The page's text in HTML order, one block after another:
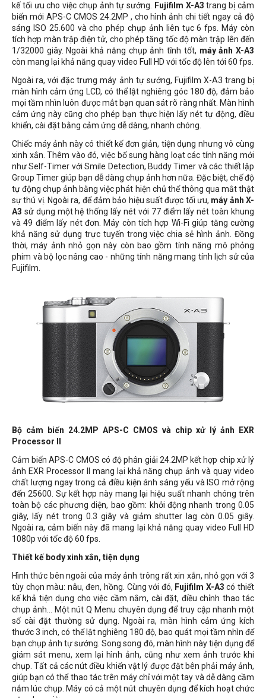
kế tối ưu cho việc chụp ảnh tự sướng.
Fujifilm X-A3 trang bị cảm
biến mới APS-C CMOS 24.2MP , cho hình ảnh chi tiết ngay cả độ
sáng ISO 25.600 và cho phép chụp ảnh liên tục 6 fps. Máy còn
tích hợp màn trập điện tử, cho phép tăng tốc độ màn trập lên đến
1/32000 giây. Ngoài khả năng chụp ảnh tĩnh tốt, máy ảnh X-A3
còn mang lại khả năng quay video Full HD với tốc độ lên tới 60 fps.
Ngoài ra, với đặc trưng máy ảnh tự sướng, Fujifilm X-A3 trang bị
màn hình cảm ứng LCD, có thể lật nghiêng góc 180 độ, đảm bảo
mọi tầm nhìn luôn được mắt bạn quan sát rõ ràng nhất. Màn hình
cảm ứng này cũng cho phép bạn thực hiện lấy nét tự động, điều
khiển, cài đặt bằng cảm ứng dễ dàng, nhanh chóng.
Chiếc máy ảnh này có thiết kế đơn giản, tiện dụng nhưng vô cùng
xinh xắn. Thêm vào đó, việc bổ sung hàng loạt các tính năng mới
như Self-Timer với Smile Detection, Buddy Timer và các thiết lập
Group Timer giúp bạn dễ dàng chụp ảnh hơn nữa. Đặc biệt, chế độ
tự động chụp ảnh bằng việc phát hiện chủ thể thông qua mắt thật
sự thú vị. Ngoài ra, để đảm bảo hiệu suất được tối ưu, máy ảnh X-
A3 sử dụng một hệ thống lấy nét với 77 điểm lấy nét toàn khung
và 49 điểm lấy nét đơn. Máy còn tích hợp Wi-Fi giúp tăng cường
khả năng sử dụng trực tuyến trong việc chia sẻ hình ảnh. Đồng
thời, máy ảnh nhỏ gọn này còn bao gồm tính năng mô phỏng
phim và bộ lọc nâng cao - những tính năng mang tính lịch sử của
Fujifilm.
Bộ cảm biến 24.2MP APS-C CMOS và chip xử lý ảnh EXR
Processor II
Cảm biến APS-C CMOS có độ phân giải 24.2MP kết hợp chip xử lý
ảnh EXR Processor II mang lại khả năng chụp ảnh và quay video
chất lượng ngay trong cả điều kiện ánh sáng yếu và ISO mở rộng
đến 25600. Sự kết hợp này mang lại hiệu suất nhanh chóng trên
toàn bộ các phương diện, bao gồm: khởi động nhanh trong 0.05
giây, lấy nét trong 0.3 giây và giảm shutter lag còn 0.05 giây.
Ngoài ra, cảm biến này đã mang lại khả năng quay video Full HD
1080p với tốc độ 60 fps.
Thiết kế body xinh xắn, tiện dụng
Hình thức bên ngoài của máy ảnh trông rất xin xắn, nhỏ gọn với 3
tùy chọn màu: nâu, đen, hồng. Cùng với đó, Fujifilm X-A3 có thiết
kế khả tiện dụng cho việc cầm nắm, cài đặt, điều chỉnh thao tác
chụp ảnh... Một nút Q Menu chuyên dụng để truy cập nhanh một
số cài đặt thường sử dụng. Ngoài ra, màn hình cảm ứng kích
thước 3 inch, có thể lật nghiêng 180 độ, bao quát mọi tầm nhìn để
bạn chụp ảnh tự sướng. Song song đó, màn hình này tiện dụng để
giám sát menu, xem lại hình ảnh, cũng như xem ảnh trước khi
chụp. Tất cả các nút điều khiển vật lý được đặt bên phải máy ảnh,
giúp bạn có thể thao tác trên máy chỉ với một tay và dễ dàng cầm
nắm lúc chụp. Máy có cả một nút chuyên dụng để kích hoạt chức